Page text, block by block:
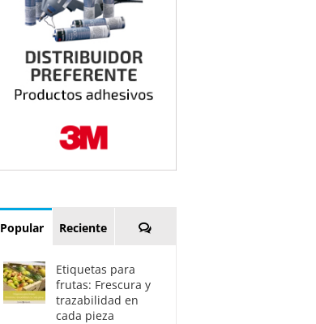
Popular Reciente Comentarios
Etiquetas para
frutas: Frescura y
trazabilidad en
cada pieza